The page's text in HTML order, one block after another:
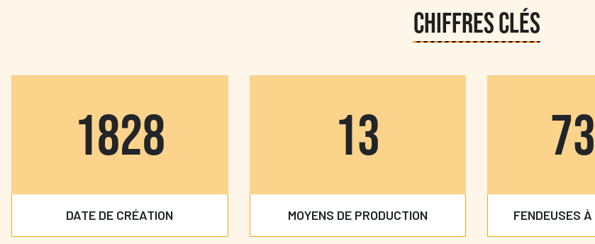
CHIFFRES CLÉS
1987
DATE DE CRÉATION
14
MOYENS DE PRODUCTION FENDEUSES